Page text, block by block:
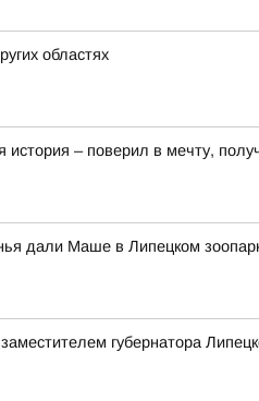
областях
– поверил в мечту,
дали Маше в Липецком
губернатора